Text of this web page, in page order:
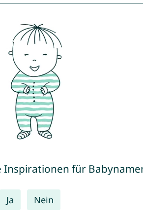
Inspirationen für
Ja Nein